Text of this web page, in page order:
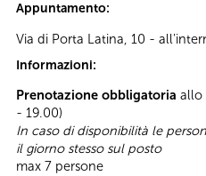
Appuntamento:
Via di Porta Latina, 10 -
Informazioni:
Prenotazione obbligatoria allo
- 19.00)
In caso di disponibilità le
il giorno stesso sul posto
max 7 persone